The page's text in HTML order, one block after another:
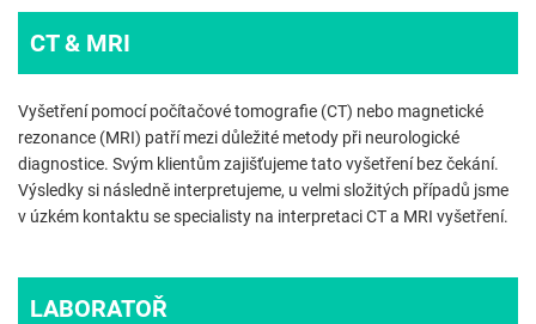
CT & MRI
Vyšetření pomocí počítačové tomografie (CT) nebo magnetické
rezonance (MRI) patří mezi důležité metody při neurologické
diagnostice. Svým klientům zajišťujeme tato vyšetření bez čekání.
Výsledky si následně interpretujeme, u velmi složitých případů jsme
v úzkém kontaktu se specialisty na interpretaci CT a MRI vyšetření.
LABORATOŘ